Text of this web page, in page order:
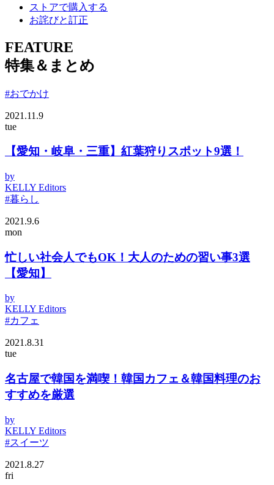
ストアで購入する
お詫びと訂正
FEATURE
特集＆まとめ
#おでかけ
2021.11.9
tue
【愛知・岐阜・三重】紅葉狩りスポット9選！
by
KELLY Editors
#暮らし
2021.9.6
mon
忙しい社会人でもOK！大人のための習い事3選
【愛知】
by
KELLY Editors
#カフェ
2021.8.31
tue
名古屋で韓国を満喫！韓国カフェ＆韓国料理のお
すすめを厳選
by
KELLY Editors
#スイーツ
2021.8.27
fri